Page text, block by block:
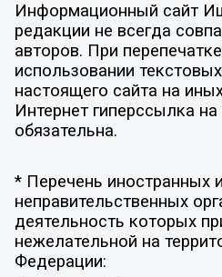
Информационный сайт
редакции не всегда
авторов. При
использовании
настоящего сайта на
Интернет гиперссылка
обязательна.
* Перечень иностранных
неправительственных
деятельность которых
нежелательной на
Федерации: